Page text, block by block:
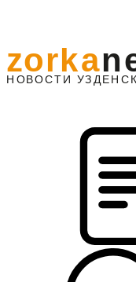
НО ВОСТИ УЗДЕНС К
zorkan